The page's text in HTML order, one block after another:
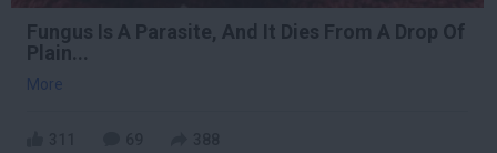
Fungus Is A Parasite, And It Dies From A Drop Of
Plain...
More